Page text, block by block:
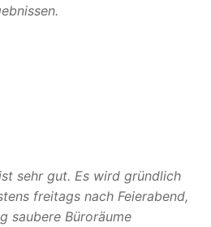
sehr gut. Es wird gründlich
freitags nach Feierabend,
saubere Büroräume